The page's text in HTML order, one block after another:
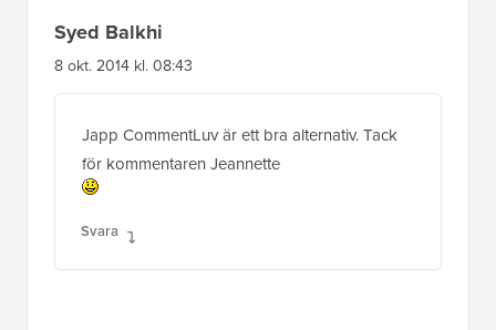
Syed Balkhi
8 okt. 2014 kl. 08:43
Japp CommentLuv är ett bra alternativ. Tack
för kommentaren Jeannette
Svara